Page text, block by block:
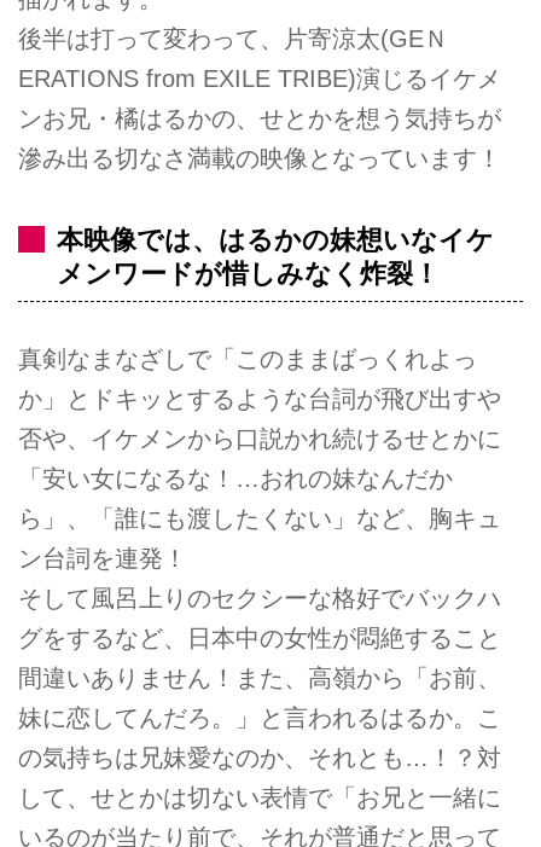
後半は打って変わって、片寄涼太(GEＮ
ERATIONS from EXILE TRIBE)演じるイケメ
ンお兄・橘はるかの、せとかを想う気持ちが
滲み出る切なさ満載の映像となっています！
本映像では、はるかの妹想いなイケ
メンワードが惜しみなく炸裂！
真剣なまなざしで「このままばっくれよっ
か」とドキッとするような台詞が飛び出すや
否や、イケメンから口説かれ続けるせとかに
「安い女になるな！…おれの妹なんだか
ら」、「誰にも渡したくない」など、胸キュ
ン台詞を連発！
そして風呂上りのセクシーな格好でバックハ
グをするなど、日本中の女性が悶絶すること
間違いありません！また、高嶺から「お前、
妹に恋してんだろ。」と言われるはるか。こ
の気持ちは兄妹愛なのか、それとも…！？対
して、せとかは切ない表情で「お兄と一緒に
いるのが当たり前で、それが普通だと思って